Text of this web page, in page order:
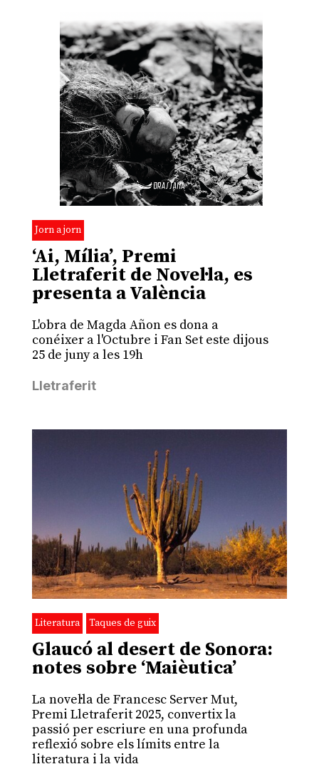
Jorn a jorn
‘Ai, Mília’, Premi
Lletraferit de Novel·la, es
presenta a València
L'obra de Magda Añon es dona a
conéixer a l'Octubre i Fan Set este dijous
25 de juny a les 19h
Lletraferit
Literatura Taques de guix
Glaucó al desert de Sonora:
notes sobre ‘Maièutica’
La novel·la de Francesc Server Mut,
Premi Lletraferit 2025, convertix la
passió per escriure en una profunda
reflexió sobre els límits entre la
literatura i la vida